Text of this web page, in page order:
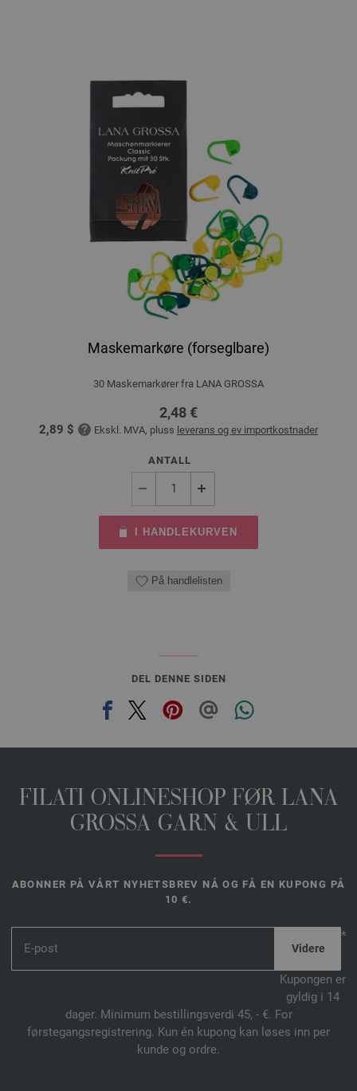
Maskemarkøre (forseglbare)
30 Maskemarkører fra LANA GROSSA
2,48 €
2,89 $ Ekskl. MVA, pluss leverans og ev importkostnader
ANTALL
I HANDLEKURVEN
På handlelisten
DEL DENNE SIDEN
FILATI ONLINESHOP FØR LANA
GROSSA GARN & ULL
ABONNER PÅ VÅRT NYHETSBREV NÅ OG FÅ EN KUPONG PÅ
10 €.
*
Kupongen er
gyldig i 14
dager. Minimum bestillingsverdi 45, - €. For
førstegangsregistrering. Kun én kupong kan løses inn per
kunde og ordre.